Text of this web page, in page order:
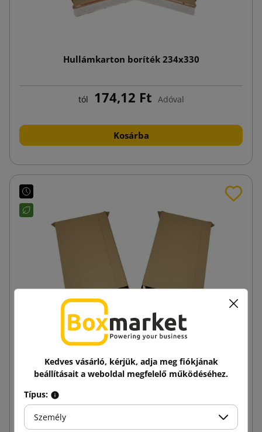
Hullámkarton boríték 234x330
tól 174,12 Ft Adóval
Kosárba
Hullámpapír boríték A4 230x325
217,14 Ft
Kedves vásárló, kérjük, adja meg fiókjának
beállításait a weboldal megfelelő működéséhez.
Típus:
Személy